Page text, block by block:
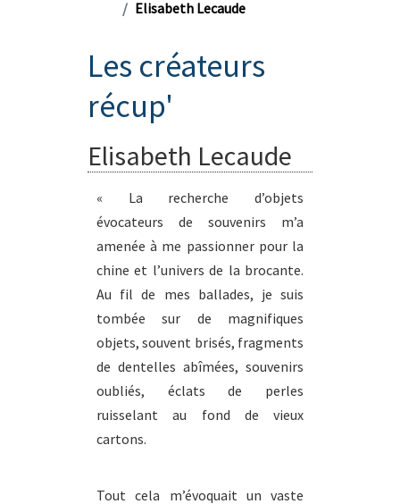
Elisabeth Lecaude
Les créateurs
récup'
Elisabeth Lecaude
« La recherche d’objets
évocateurs de souvenirs m’a
amenée à me passionner pour la
chine et l’univers de la brocante.
Au fil de mes ballades, je suis
tombée sur de magnifiques
objets, souvent brisés, fragments
de dentelles abîmées, souvenirs
oubliés, éclats de perles
ruisselant au fond de vieux
cartons.
Tout cela m’évoquait un vaste